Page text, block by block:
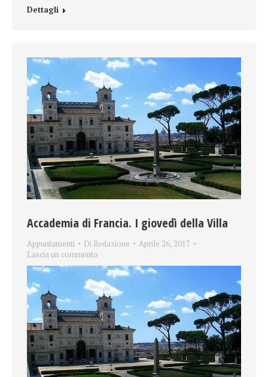
Dettagli
Accademia di Francia. I giovedì della Villa
Appuntamenti Di Redazione
Aprile 26, 2017
Lascia un commento